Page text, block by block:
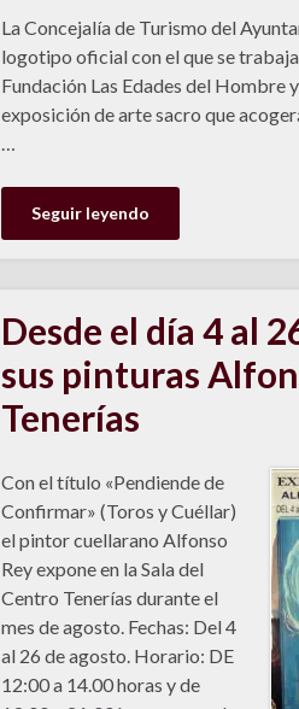
La Concejalía de Turismo del
logotipo oficial con el que se
Fundación Las Edades del Hombre
exposición de arte sacro que
…
Seguir leyendo
Desde el día 4 al
sus pinturas
Tenerías
Con el título «Pendiende de
Confirmar» (Toros y Cuéllar)
el pintor cuellarano Alfonso
Rey expone en la Sala del
Centro Tenerías durante el
mes de agosto. Fechas: Del 4
al 26 de agosto. Horario: DE
12:00 a 14.00 horas y de